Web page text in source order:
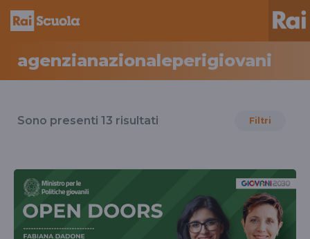
agenzianazionaleperigiovani
il
agenzianazionaleperigiovani
Sono presenti 13 risultati Filtri